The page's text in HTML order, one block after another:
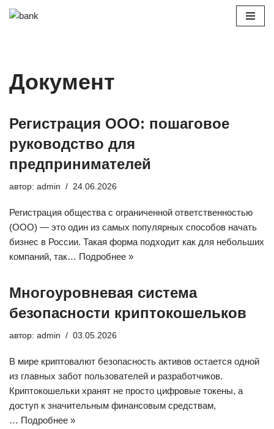
Документ
Регистрация ООО: пошаговое
руководство для
предпринимателей
автор: admin 24.06.2026
Регистрация общества с ограниченной ответственностью
(ООО) — это один из самых популярных способов начать
бизнес в России. Такая форма подходит как для небольших
компаний, так… Подробнее »
Многоуровневая система
безопасности криптокошельков
автор: admin 03.05.2026
В мире криптовалют безопасность активов остается одной
из главных забот пользователей и разработчиков.
Криптокошельки хранят не просто цифровые токены, а
доступ к значительным финансовым средствам,
… Подробнее »